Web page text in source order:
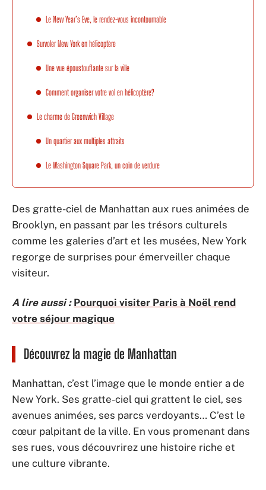
Le New Year’s Eve, le rendez-vous incontournable
Survoler New York en hélicoptère
Une vue époustouflante sur la ville
Comment organiser votre vol en hélicoptère?
Le charme de Greenwich Village
Un quartier aux multiples attraits
Le Washington Square Park, un coin de verdure
Des gratte-ciel de Manhattan aux rues animées de
Brooklyn, en passant par les trésors culturels
comme les galeries d’art et les musées, New York
regorge de surprises pour émerveiller chaque
visiteur.
A lire aussi : Pourquoi visiter Paris à Noël rend
votre séjour magique
Découvrez la magie de Manhattan
Manhattan, c’est l’image que le monde entier a de
New York. Ses gratte-ciel qui grattent le ciel, ses
avenues animées, ses parcs verdoyants… C’est le
cœur palpitant de la ville. En vous promenant dans
ses rues, vous découvrirez une histoire riche et
une culture vibrante.